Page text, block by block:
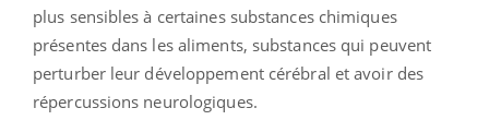
plus sensibles à certaines substances chimiques
présentes dans les aliments, substances qui peuvent
perturber leur développement cérébral et avoir des
répercussions neurologiques.